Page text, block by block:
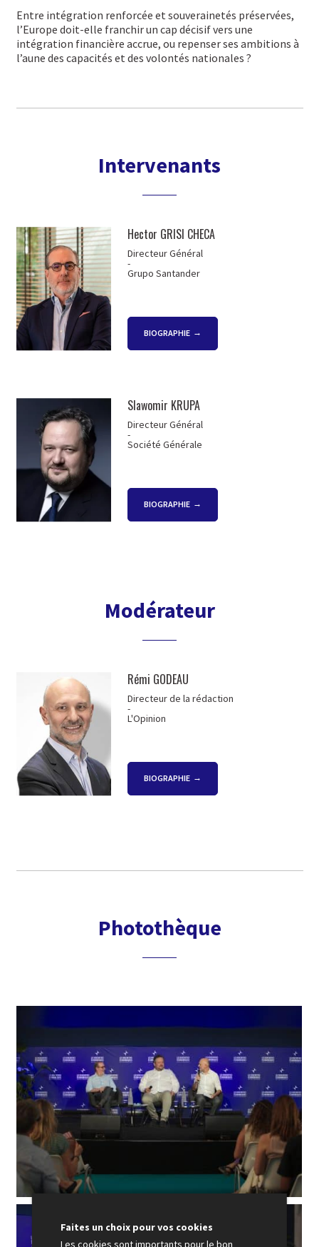
Entre intégration renforcée et souverainetés préservées,
l’Europe doit-elle franchir un cap décisif vers une
intégration financière accrue, ou repenser ses ambitions à
l’aune des capacités et des volontés nationales ?
Intervenants
Hector GRISI CHECA
Directeur Général
-
Grupo Santander
BIOGRAPHIE
Slawomir KRUPA
Directeur Général
-
Société Générale
BIOGRAPHIE
Modérateur
Rémi GODEAU
Directeur de la rédaction
-
L'Opinion
BIOGRAPHIE
Photothèque
Faites un choix pour vos cookies
Les cookies sont importants pour le bon